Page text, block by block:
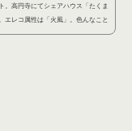
。高円寺にてシェアハウス「たくま
エレコ属性は「火風」。色んなこと
ので結局本質的にやっているのは同